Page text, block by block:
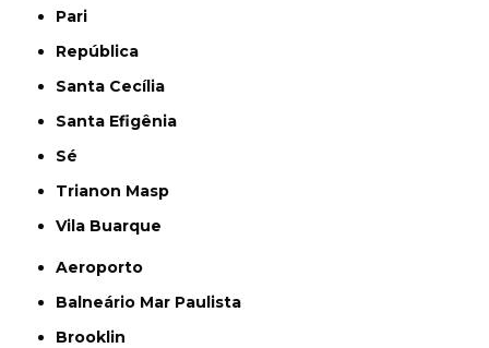
Pari
República
Santa Cecília
Santa Efigênia
Sé
Trianon Masp
Vila Buarque
Aeroporto
Balneário Mar Paulista
Brooklin